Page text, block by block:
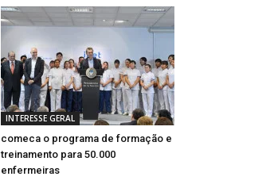
INTERESSE GERAL
comeca o programa de formação e
treinamento para 50.000
enfermeiras